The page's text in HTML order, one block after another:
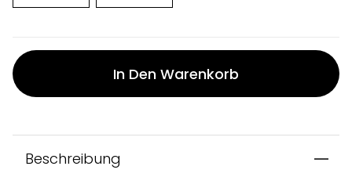
In Den Warenkorb
Beschreibung